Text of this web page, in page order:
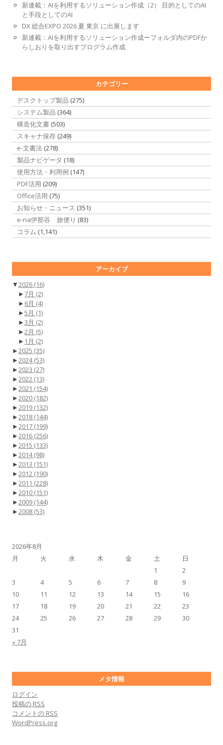
新連載：AIを利用するソリューション作成（2） 目的としてのAI
と手段としてのAI
DX 総合EXPO 2026 夏 東京 に出展します
新連載：AIを利用するソリューション作成ーフォルダ内のPDFか
らしおりを取り出すプログラム作成
カテゴリー
デスクトップ製品 (275)
システム製品 (364)
構造化文書 (503)
スキャナ保存 (249)
e-文書法 (278)
製品ナビゲータ (18)
使用方法・利用例 (147)
PDF活用 (209)
Office活用 (75)
お知らせ・ニュース (351)
e-na伊那谷 旅便り (83)
コラム (1,141)
アーカイブ
▼2026 (16)
► 7月 (2)
► 6月 (4)
►5月 (1)
►3月 (2)
►2月 (5)
► 1月 (2)
►2025 (35)
►2024(53)
►2023 (27)
►2022 (13)
►2021 (154)
►2020 (182)
►2019 (132)
►2018 (144)
►2017 (199)
►2016 (256)
►2015 (133)
►2014(98)
►2013 (151)
►2012 (190)
►2011 (228)
►2010 (151)
►2009 (144)
►2008 (53)
2026年8月
月
火 水 木 金 土 日
« 7月
1
2
3
4 5 6 7 8
9
10
11 12 13 14 15
16
17
18 19 20 21 22
23
24
25 26 27 28 29
30
31
メタ情報
ログイン
投稿の RSS
コメントの RSS
WordPress.org